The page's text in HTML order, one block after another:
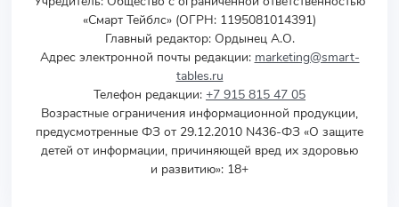
«Смарт Тейблс» (ОГРН: 1195081014391)
Главный редактор: Ордынец А.О.
Адрес электронной почты редакции: marketing@smart-
tables.ru
Телефон редакции: +7 915 815 47 05
Возрастные ограничения информационной продукции,
предусмотренные ФЗ от 29.12.2010 N436-ФЗ «О защите
детей от информации, причиняющей вред их здоровью
и развитию»: 18+